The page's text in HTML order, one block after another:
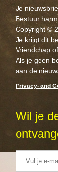
Je
Bestuur
Copyright ©
Je krijgt dit
Vriendchap
Als je geen
aan de
Privacy- and
Wil je